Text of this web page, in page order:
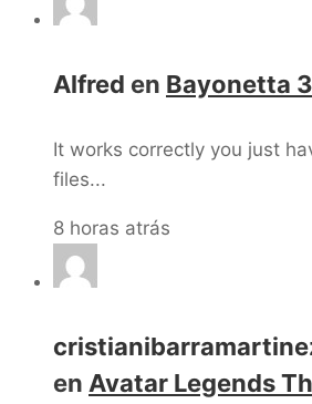
Alfred en Bayonetta 3
It works correctly you just
files...
8 horas atrás
en Avatar Legends